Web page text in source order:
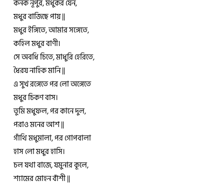
কনক নূপুর, মধুকর যেন,
মধুর বাজিছে পায় ||
মধুর ইঙ্গিতে, আমার সঙ্গেতে,
কহিল মধুর বাণী।
সে অবধি চিতে, মাধুরি হেরিতে,
ধৈরয নাহিক মানি ||
এ সুখ রঙ্গেতে পর লো অঙ্গেতে
মধুর চিকণ বাস।
তুমি মধুফল, পর কানে দুল,
পরাও মনের আশ ||
গাঁথি মধুমালা, পর গোপবালা
হাস লো মধুর হাসি।
চল যথা বাজে, যমুনার কূলে,
শ্যামের মোহন বাঁশী ||